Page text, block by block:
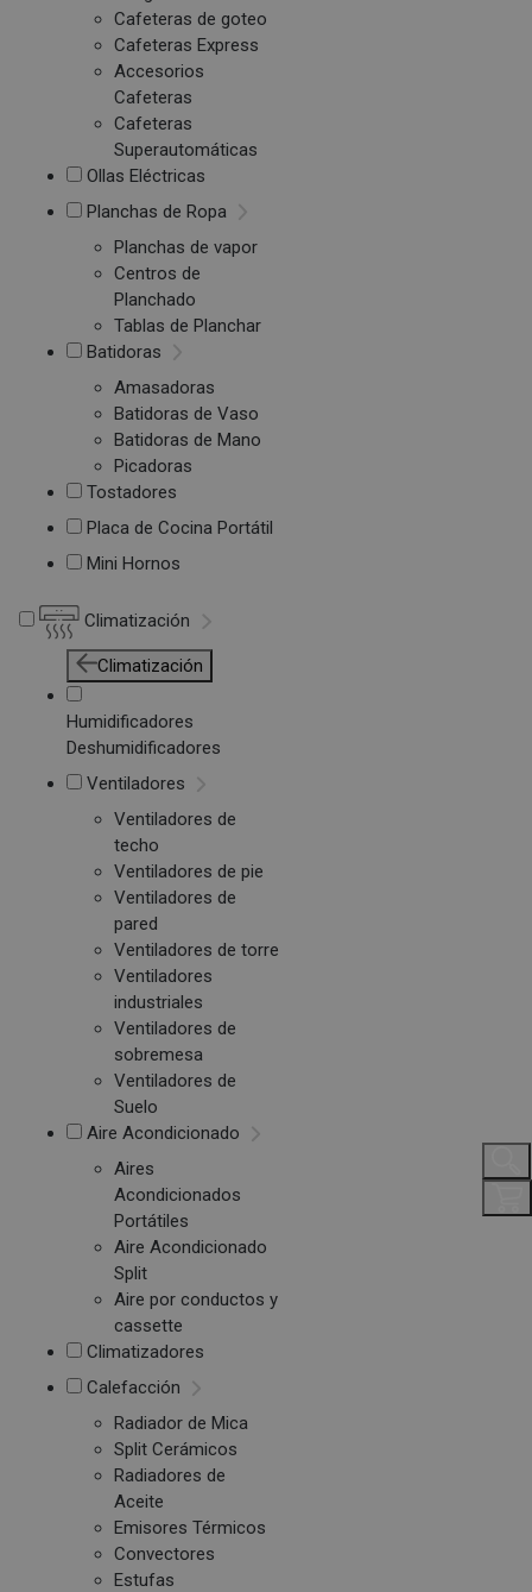
Cafeteras de goteo
Cafeteras Express
Accesorios
Cafeteras
Cafeteras
Superautomáticas
Ollas Eléctricas
Planchas de Ropa
Planchas de vapor
Centros de
Planchado
Tablas de Planchar
Batidoras
Amasadoras
Batidoras de Vaso
Batidoras de Mano
Picadoras
Tostadores
Placa de Cocina Portátil
Mini Hornos
Climatización
Climatización
Humidificadores
Deshumidificadores
Ventiladores
Ventiladores de
techo
Ventiladores de pie
Ventiladores de
pared
Ventiladores de torre
Ventiladores
industriales
Ventiladores de
sobremesa
Ventiladores de
Suelo
Aire Acondicionado
Aires
Acondicionados
Portátiles
Aire Acondicionado
Split
Aire por conductos y
cassette
Climatizadores
Calefacción
Radiador de Mica
Split Cerámicos
Radiadores de
Aceite
Emisores Térmicos
Convectores
Estufas